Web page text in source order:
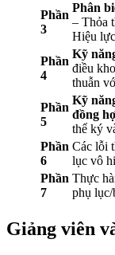
Phần
3
Phân
– Thỏa
Hiệu
Phần
4
Kỹ
điều
thuẫn
Phần
5
Kỹ
đồng
thể ký
Phần
6
Các lỗi
lục vô
Phần
7
Thực
phụ lục/
Giảng viên